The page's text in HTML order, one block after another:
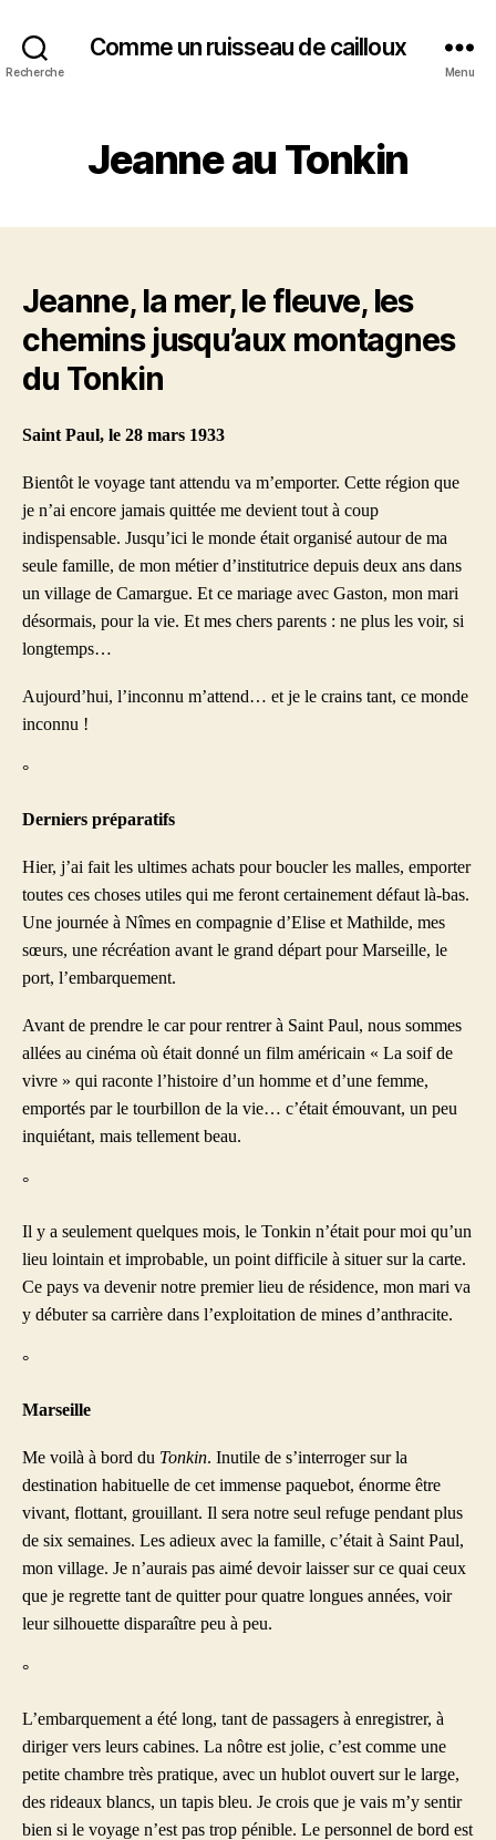
Recherche
Comme un ruisseau de cailloux
Menu
Jeanne au Tonkin
Jeanne, la mer, le fleuve, les
chemins jusqu’aux montagnes
du Tonkin
Saint Paul, le 28 mars 1933
Bientôt le voyage tant attendu va m’emporter. Cette région que
je n’ai encore jamais quittée me devient tout à coup
indispensable. Jusqu’ici le monde était organisé autour de ma
seule famille, de mon métier d’institutrice depuis deux ans dans
un village de Camargue. Et ce mariage avec Gaston, mon mari
désormais, pour la vie. Et mes chers parents : ne plus les voir, si
longtemps…
Aujourd’hui, l’inconnu m’attend… et je le crains tant, ce monde
inconnu !
°
Derniers préparatifs
Hier, j’ai fait les ultimes achats pour boucler les malles, emporter
toutes ces choses utiles qui me feront certainement défaut là-bas.
Une journée à Nîmes en compagnie d’Elise et Mathilde, mes
sœurs, une récréation avant le grand départ pour Marseille, le
port, l’embarquement.
Avant de prendre le car pour rentrer à Saint Paul, nous sommes
allées au cinéma où était donné un film américain « La soif de
vivre » qui raconte l’histoire d’un homme et d’une femme,
emportés par le tourbillon de la vie… c’était émouvant, un peu
inquiétant, mais tellement beau.
°
Il y a seulement quelques mois, le Tonkin n’était pour moi qu’un
lieu lointain et improbable, un point difficile à situer sur la carte.
Ce pays va devenir notre premier lieu de résidence, mon mari va
y débuter sa carrière dans l’exploitation de mines d’anthracite.
°
Marseille
Me voilà à bord du Tonkin. Inutile de s’interroger sur la
destination habituelle de cet immense paquebot, énorme être
vivant, flottant, grouillant. Il sera notre seul refuge pendant plus
de six semaines. Les adieux avec la famille, c’était à Saint Paul,
mon village. Je n’aurais pas aimé devoir laisser sur ce quai ceux
que je regrette tant de quitter pour quatre longues années, voir
leur silhouette disparaître peu à peu.
°
L’embarquement a été long, tant de passagers à enregistrer, à
diriger vers leurs cabines. La nôtre est jolie, c’est comme une
petite chambre très pratique, avec un hublot ouvert sur le large,
des rideaux blancs, un tapis bleu. Je crois que je vais m’y sentir
bien si le voyage n’est pas trop pénible. Le personnel de bord est